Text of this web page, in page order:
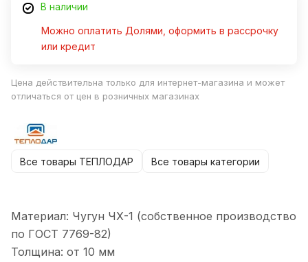
В наличии
Можно оплатить Долями, оформить в рассрочку
или кредит
Цена действительна только для интернет-магазина и может
отличаться от цен в розничных магазинах
Все товары ТЕПЛОДАР Все товары категории
Материал: Чугун ЧХ-1 (собственное производство
по ГОСТ 7769-82)
Толщина: от 10 мм